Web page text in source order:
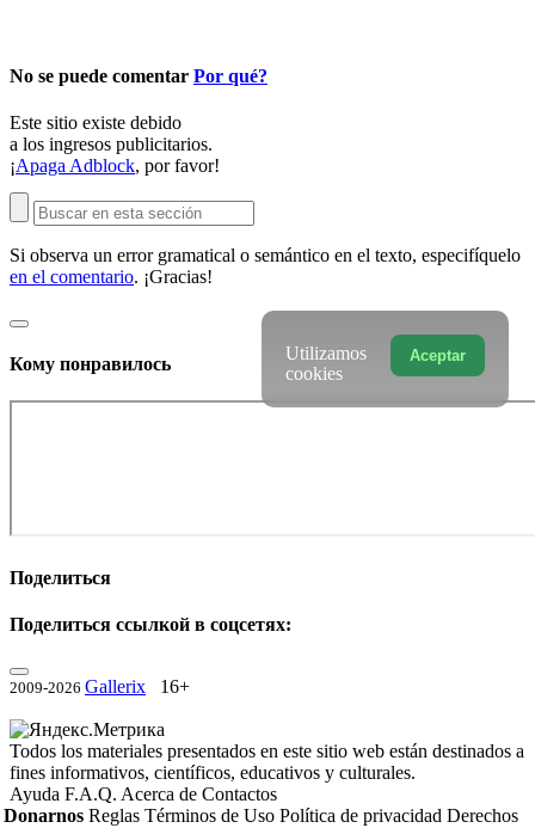
No se puede comentar Por qué?
Este sitio existe debido
a los ingresos publicitarios.
¡Apaga Adblock, por favor!
Si observa un error gramatical o semántico en el texto, especifíquelo
en el comentario. ¡Gracias!
Кому понравилось
Поделиться
Поделиться ссылкой в соцсетях:
2009-2026 Gallerix 16+
Todos los materiales presentados en este sitio web están destinados a
fines informativos, científicos, educativos y culturales.
Ayuda F.A.Q. Acerca de Contactos
Donarnos Reglas Términos de Uso Política de privacidad Derechos
Aceptar
Utilizamos
cookies